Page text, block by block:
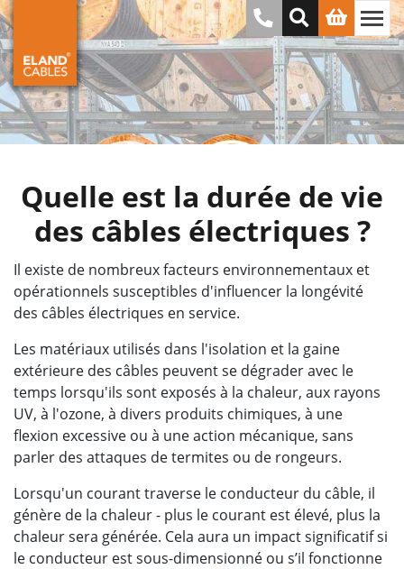
Quelle est la durée de vie
des câbles électriques ?
Il existe de nombreux facteurs environnementaux et
opérationnels susceptibles d'influencer la longévité
des câbles électriques en service.
Les matériaux utilisés dans l'isolation et la gaine
extérieure des câbles peuvent se dégrader avec le
temps lorsqu'ils sont exposés à la chaleur, aux rayons
UV, à l'ozone, à divers produits chimiques, à une
flexion excessive ou à une action mécanique, sans
parler des attaques de termites ou de rongeurs.
Lorsqu'un courant traverse le conducteur du câble, il
génère de la chaleur - plus le courant est élevé, plus la
chaleur sera générée. Cela aura un impact significatif si
le conducteur est sous-dimensionné ou s’il fonctionne